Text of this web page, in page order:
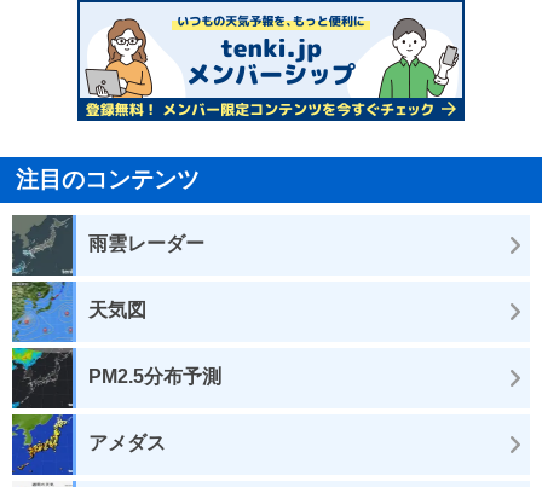
注目のコンテンツ
雨雲レーダー
天気図
PM2.5分布予測
アメダス